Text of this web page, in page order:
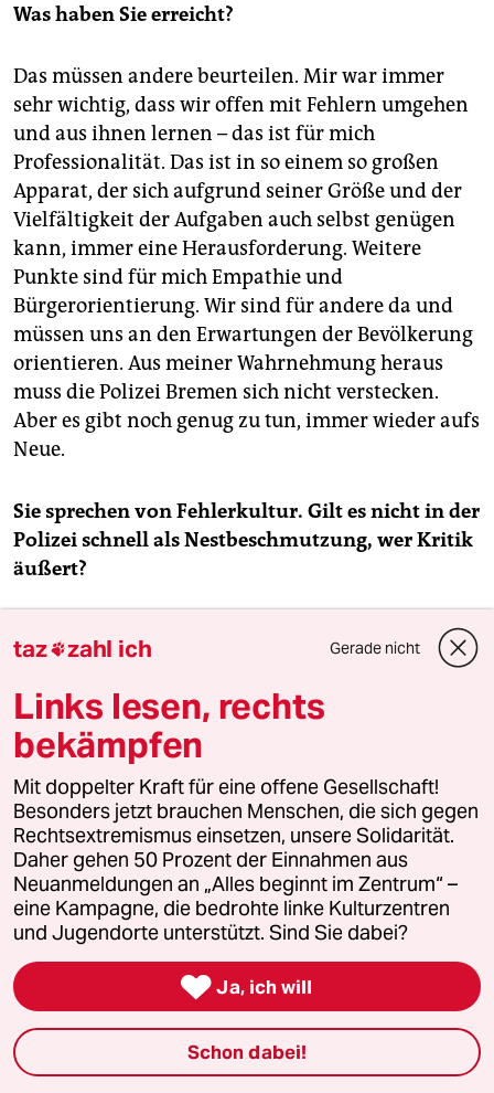
Was haben Sie erreicht?
Das müssen andere beurteilen. Mir war immer
sehr wichtig, dass wir offen mit Fehlern umgehen
und aus ihnen lernen – das ist für mich
Professionalität. Das ist in so einem so großen
Apparat, der sich aufgrund seiner Größe und der
Vielfältigkeit der Aufgaben auch selbst genügen
kann, immer eine Heraus­forderung. Weitere
Punkte sind für mich Empathie und
Bürgerorientierung. Wir sind für andere da und
müssen uns an den Erwartungen der Bevölkerung
orientieren. Aus meiner Wahrnehmung heraus
muss die Polizei Bremen sich nicht verstecken.
Aber es gibt noch genug zu tun, immer wieder aufs
Neue.
Sie sprechen von Fehlerkultur. Gilt es nicht in der
Polizei schnell als Nestbeschmutzung, wer Kritik
äußert?
Polizistinnen sind in vielen Situationen darauf
angewiesen, dass sie sich gegenseitig schützen.
Das sind Gefahrengemeinschaften, und dieser
Gedanke, dass man voneinander abhängig ist, der
spielt natürlich auch in der Frage eine Rolle, wie
man Fehlverhalten wahrnimmt.
Muss man etwas gegen diesen Korpsgeist tun?
Es ist gut, den Kolleginnen und Kollegen da eine
Die ist gewünscht, und wir brauchen den
Teamzusammenhalt. Aber wenn Dinge nicht gut
laufen, Einzelne übers Ziel hinausgeschossen sind
oder sich auch bewusst falsch verhalten haben,
taz zahl ich Gerade nicht
Links lesen, rechts
bekämpfen
Mit doppelter Kraft für eine offene Gesellschaft!
Besonders jetzt brauchen Menschen, die sich gegen
Rechtsextremismus einsetzen, unsere Solidarität.
Daher gehen 50 Prozent der Einnahmen aus
Neuanmeldungen an „Alles beginnt im Zentrum“ –
eine Kampagne, die bedrohte linke Kulturzentren
und Jugendorte unterstützt. Sind Sie dabei?
 Ja, ich will
Schon dabei!